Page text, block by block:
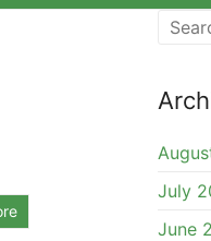
July
June